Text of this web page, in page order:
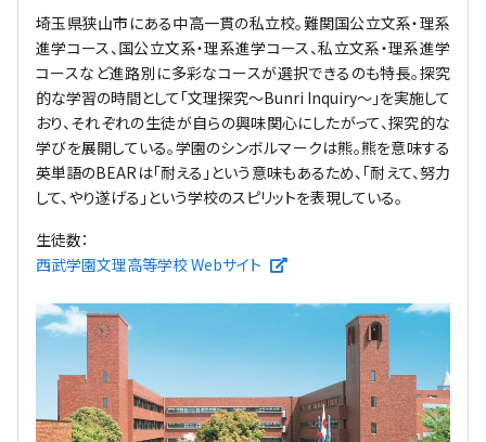
埼玉県狭山市にある中高一貫の私立校。難関国公立文系・理系
進学コース、国公立文系・理系進学コース、私立文系・理系進学
コースなど進路別に多彩なコースが選択できるのも特長。探究
的な学習の時間として「文理探究～Bunri Inquiry～」を実施して
おり、それぞれの生徒が自らの興味関心にしたがって、探究的な
学びを展開している。学園のシンボルマークは熊。熊を意味する
英単語のBEARは「耐える」という意味もあるため、「耐えて、努力
して、やり遂げる」という学校のスピリットを表現している。
生徒数：
西武学園文理高等学校 Webサイト
新しいウィンドウで開く